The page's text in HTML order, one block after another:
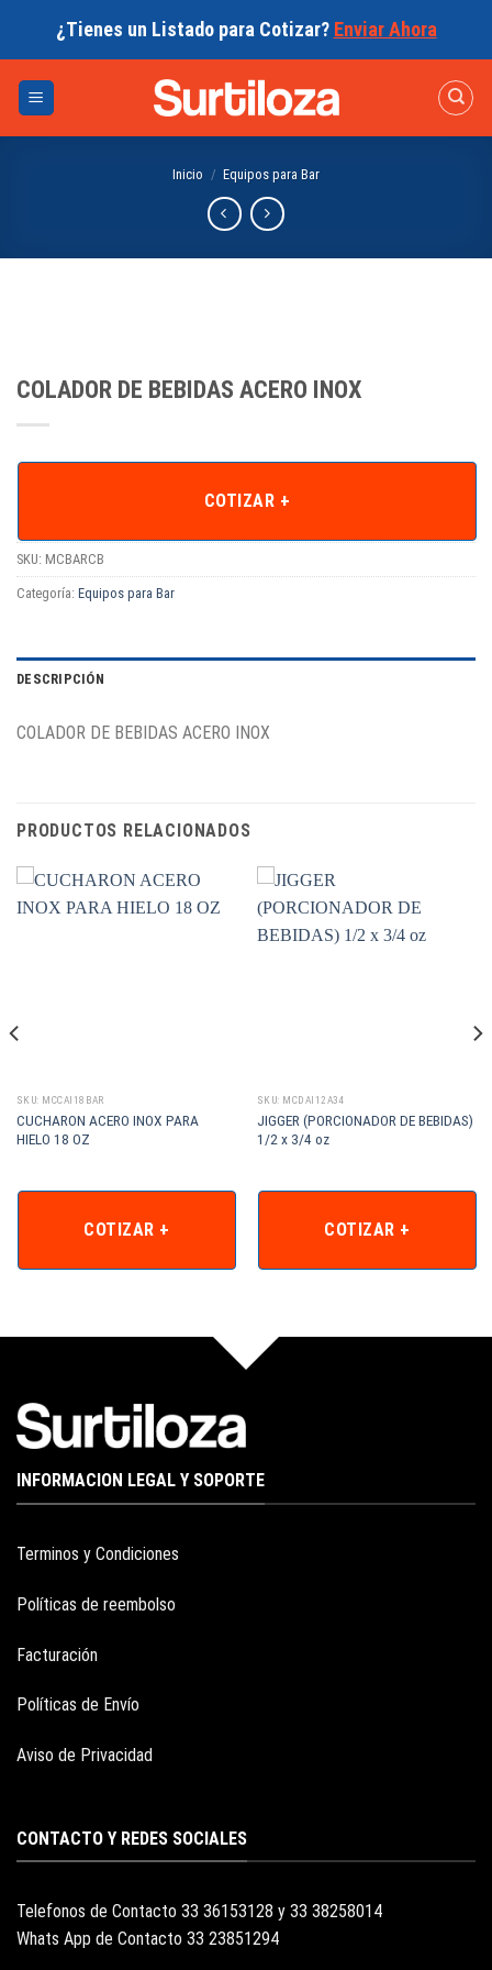
¿Tienes un Listado para Cotizar? Enviar Ahora
Inicio / Equipos para Bar
COLADOR DE BEBIDAS ACERO INOX
COTIZAR +
SKU: MCBARCB
Categoría: Equipos para Bar
DESCRIPCIÓN
COLADOR DE BEBIDAS ACERO INOX
PRODUCTOS RELACIONADOS
SKU: MCCAI18BAR
CUCHARON ACERO INOX PARA
HIELO 18 OZ
COTIZAR +
SKU: MCDAI12A34
JIGGER (PORCIONADOR DE BEBIDAS)
1/2 x 3/4 oz
COTIZAR +
INFORMACION LEGAL Y SOPORTE
Terminos y Condiciones
Políticas de reembolso
Facturación
Políticas de Envío
Aviso de Privacidad
CONTACTO Y REDES SOCIALES
Telefonos de Contacto 33 36153128 y 33 38258014
Whats App de Contacto 33 23851294